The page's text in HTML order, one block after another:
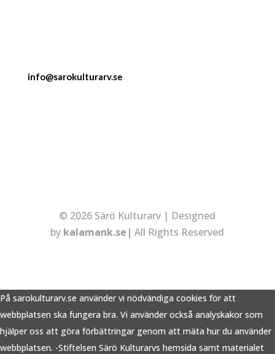
info@sarokulturarv.se
© 2026 Särö Kulturarv | Designed
by kalamank.se| All Rights Reserved
På sarokulturarv.se använder vi nödvändiga cookies för att
webbplatsen ska fungera bra. Vi använder också analyskakor som
hjälper oss att göra förbättringar genom att mäta hur du använder
webbplatsen. -Stiftelsen Särö Kulturarvs hemsida samt materialet